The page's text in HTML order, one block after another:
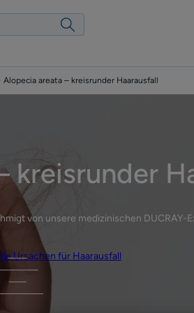
Alopecia areata – kreisrunder Haarausfall
kreisrunder
von unsere medizinischen DUCRAY-
Ursachen für Haarausfall